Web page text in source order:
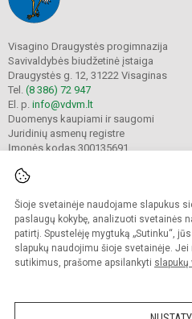
Šioje svetainėje naudojame slapukus
paslaugų kokybę, analizuoti svetainės
patirtį. Spustelėję mygtuką „Sutinku“,
slapukų naudojimu šioje svetainėje.
sutikimus, prašome apsilankyti slapukų
Visagino Draugystės progimnazija
Savivaldybės biudžetinė įstaiga
Draugystės g. 12, 31222 Visaginas
Tel. (8 386) 72 947
El. p. info@vdvm.lt
Duomenys kaupiami ir saugomi
Juridinių asmenų registre
Įmonės kodas 300135691
© 2022. Visagino Draugystės
Kopijuoti turinį be raštiško
Prieinamumo paraiška
Sumanus būdas atnaujinti